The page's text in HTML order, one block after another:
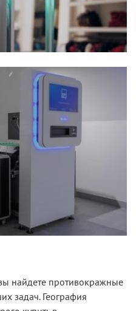
найдете противокражные
задач. География